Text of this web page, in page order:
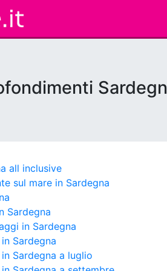
all inclusive
sul mare in Sardegna
Sardegna
in Sardegna
Sardegna
Sardegna a luglio